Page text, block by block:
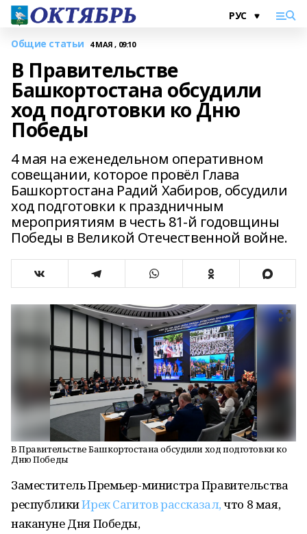
Общие статьи 4 МАЯ , 09:10
В Правительстве
Башкортостана обсудили
ход подготовки ко Дню
Победы
4 мая на еженедельном оперативном
совещании, которое провёл Глава
Башкортостана Радий Хабиров, обсудили
ход подготовки к праздничным
мероприятиям в честь 81-й годовщины
Победы в Великой Отечественной войне.
В Правительстве Башкортостана обсудили ход подготовки ко
Дню Победы
Заместитель Премьер-министра Правительства
республикиИрек Сагитов рассказал,что 8 мая,
накануне Дня Победы,